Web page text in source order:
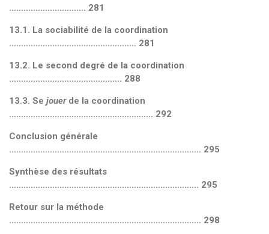
................................ 281
13.1. La sociabilité de la coordination
..................................................... 281
13.2. Le second degré de la coordination
............................................... 288
13.3. Se jouer de la coordination
............................................................ 292
Conclusion générale
................................................................................ 295
Synthèse des résultats
............................................................................... 295
Retour sur la méthode
................................................................................ 298